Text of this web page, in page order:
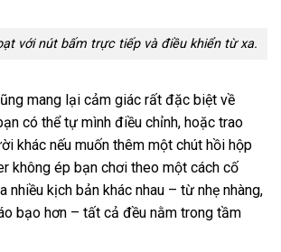
với nút bấm trực tiếp và điều khiển từ xa.
mang lại cảm giác rất đặc biệt về
có thể tự mình điều chỉnh, hoặc trao
khác nếu muốn thêm một chút hồi hộp
không ép bạn chơi theo một cách cố
nhiều kịch bản khác nhau – từ nhẹ nhàng,
bạo hơn – tất cả đều nằm trong tầm